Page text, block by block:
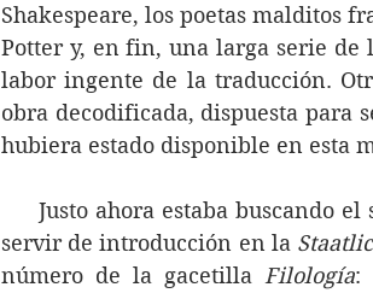
Shakespeare, los poetas malditos
Potter y, en fin, una larga serie de
labor ingente de la traducción.
obra decodificada, dispuesta para
hubiera estado disponible en esta
Justo ahora estaba buscando el
servir de introducción en la
número de la gacetilla Filología: